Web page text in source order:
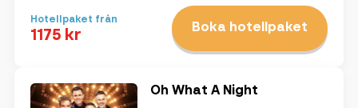
Hotellpaket från
1175 kr Boka hotellpaket
Oh What A Night